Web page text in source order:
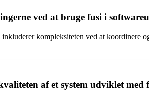
ved at bruge fusi i
kompleksiteten ved at koordinere
af et system udviklet med